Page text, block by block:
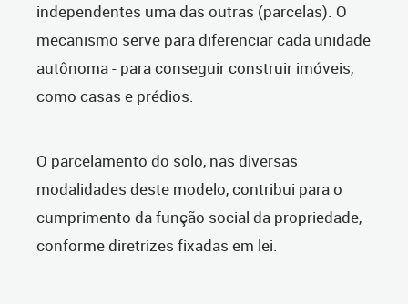
independentes uma das outras (parcelas). O
mecanismo serve para diferenciar cada unidade
autônoma - para conseguir construir imóveis,
como casas e prédios.
O parcelamento do solo, nas diversas
modalidades deste modelo, contribui para o
cumprimento da função social da propriedade,
conforme diretrizes fixadas em lei.